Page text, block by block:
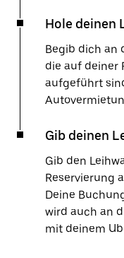
Hole deinen
Begib dich an
die auf deiner
aufgeführt
Gib deinen
Gib den
Reservierung
Deine
wird auch an
mit deinem